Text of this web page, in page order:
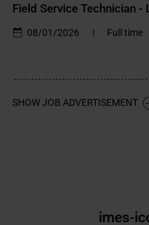
Field Service Technician
08/01/2026 | Full time
SHOW JOB ADVERTISEMENT
imes-